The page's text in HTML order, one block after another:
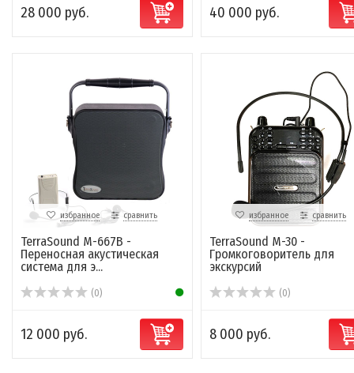
28 000 руб. 40 000 руб.
избранное сравнить
TerraSound M-667B -
Переносная акустическая
система для э...
(0)
12 000 руб.
избранное сравнить
TerraSound M-30 -
Громкоговоритель для
экскурсий
(0)
8 000 руб.